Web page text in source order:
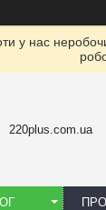
у нас
220plus.com.ua